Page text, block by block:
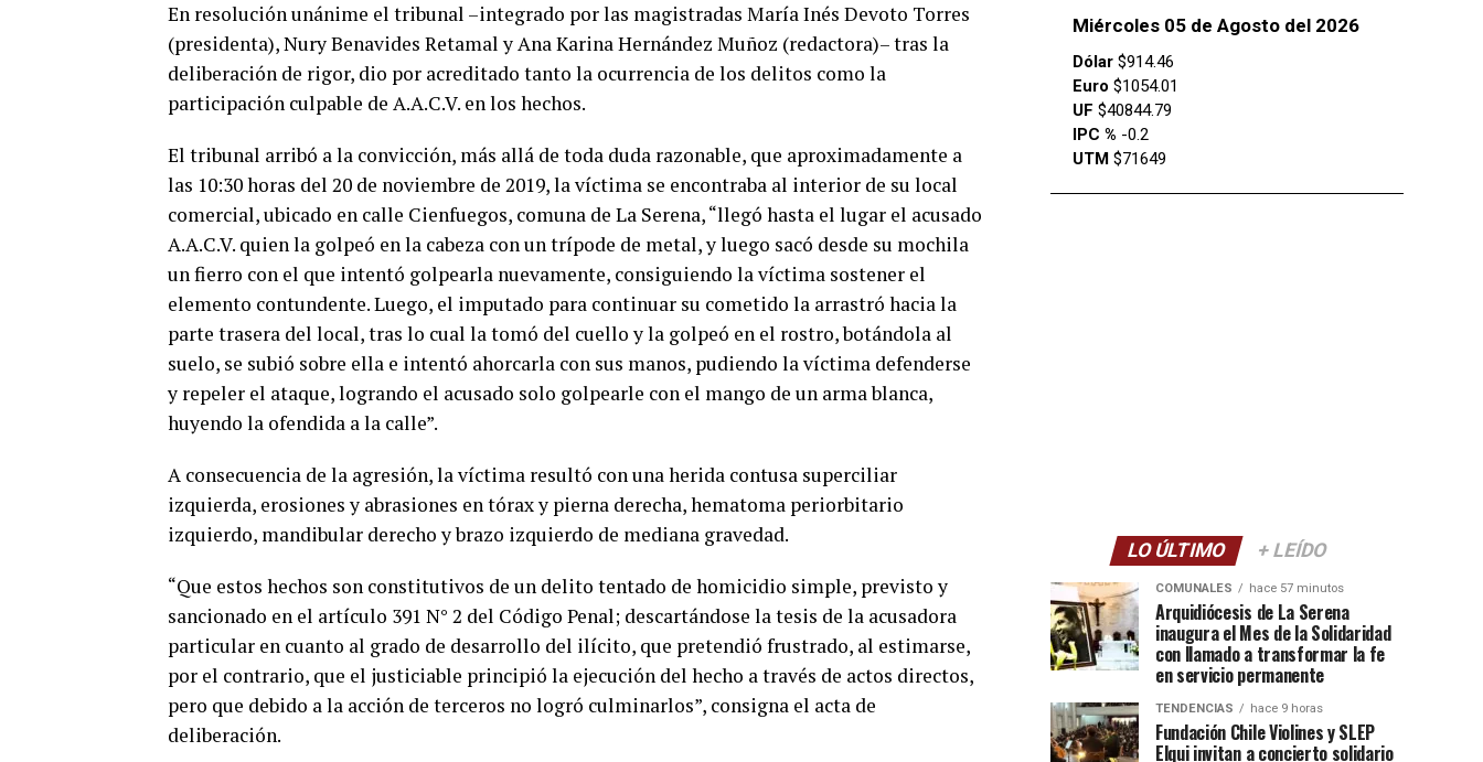
En resolución unánime el tribunal –integrado por las magistradas María Inés Devoto Torres
(presidenta), Nury Benavides Retamal y Ana Karina Hernández Muñoz (redactora)– tras la
deliberación de rigor, dio por acreditado tanto la ocurrencia de los delitos como la
participación culpable de A.A.C.V. en los hechos.
El tribunal arribó a la convicción, más allá de toda duda razonable, que aproximadamente a
las 10:30 horas del 20 de noviembre de 2019, la víctima se encontraba al interior de su local
comercial, ubicado en calle Cienfuegos, comuna de La Serena, “llegó hasta el lugar el acusado
A.A.C.V. quien la golpeó en la cabeza con un trípode de metal, y luego sacó desde su mochila
un fierro con el que intentó golpearla nuevamente, consiguiendo la víctima sostener el
elemento contundente. Luego, el imputado para continuar su cometido la arrastró hacia la
parte trasera del local, tras lo cual la tomó del cuello y la golpeó en el rostro, botándola al
suelo, se subió sobre ella e intentó ahorcarla con sus manos, pudiendo la víctima defenderse
y repeler el ataque, logrando el acusado solo golpearle con el mango de un arma blanca,
huyendo la ofendida a la calle”.
A consecuencia de la agresión, la víctima resultó con una herida contusa superciliar
izquierda, erosiones y abrasiones en tórax y pierna derecha, hematoma periorbitario
izquierdo, mandibular derecho y brazo izquierdo de mediana gravedad.
“Que estos hechos son constitutivos de un delito tentado de homicidio simple, previsto y
sancionado en el artículo 391 N° 2 del Código Penal; descartándose la tesis de la acusadora
particular en cuanto al grado de desarrollo del ilícito, que pretendió frustrado, al estimarse,
por el contrario, que el justiciable principió la ejecución del hecho a través de actos directos,
pero que debido a la acción de terceros no logró culminarlos”, consigna el acta de
deliberación.
Miércoles 05 de Agosto del 2026
Dólar $914.46
Euro $1054.01
UF $40844.79
IPC % -0.2
UTM $71649
LO ÚLTIMO + LEÍDO
COMUNALES hace 57 minutos
Arquidiócesis de La Serena
inaugura el Mes de la Solidaridad
con llamado a transformar la fe
en servicio permanente
TENDENCIAS hace 9 horas
Fundación Chile Violines y SLEP
Elqui invitan a concierto solidario